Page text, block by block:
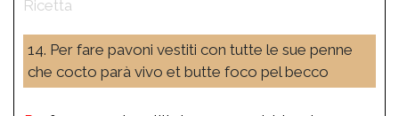
14. Per fare pavoni vestiti con tutte le sue penne
che cocto parà vivo et butte foco pel becco